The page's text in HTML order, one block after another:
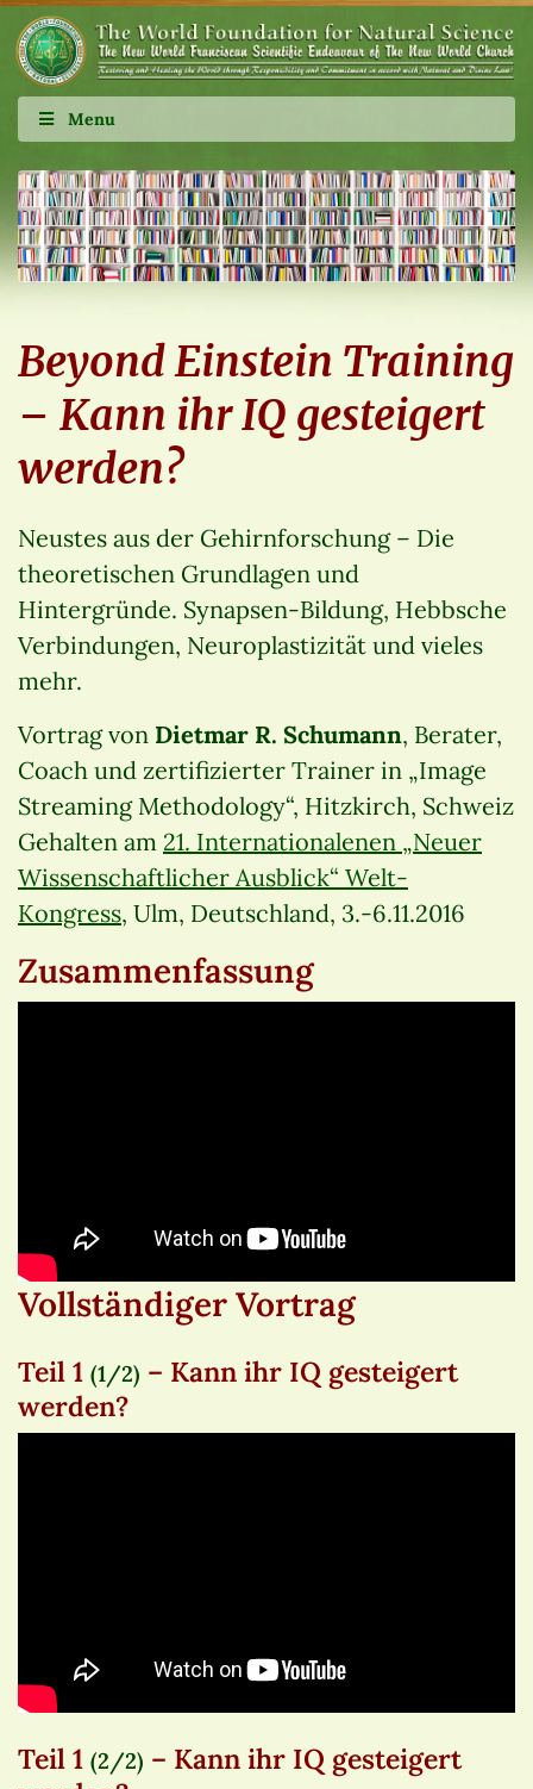
Menu
Beyond Einstein Training
– Kann ihr IQ gesteigert
werden?
Neustes aus der Gehirnforschung – Die
theoretischen Grundlagen und
Hintergründe. Synapsen-Bildung, Hebbsche
Verbindungen, Neuroplastizität und vieles
mehr.
Vortrag von Dietmar R. Schumann, Berater,
Coach und zertifizierter Trainer in „Image
Streaming Methodology“, Hitzkirch, Schweiz
Gehalten am 21. Internationalenen „Neuer
Wissenschaftlicher Ausblick“ Welt-
Kongress, Ulm, Deutschland, 3.-6.11.2016
Zusammenfassung
Vollständiger Vortrag
Teil 1 (1/2) – Kann ihr IQ gesteigert
werden?
Teil 1 (2/2) – Kann ihr IQ gesteigert